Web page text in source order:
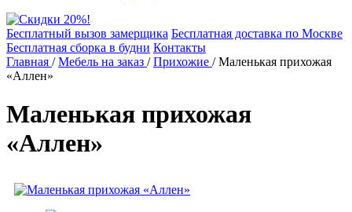
Бесплатный вызов замерщика Бесплатная доставка по Москве
Бесплатная сборка в будни Контакты
Главная /Мебель на заказ /Прихожие /Маленькая прихожая
«Аллен»
Маленькая прихожая
«Аллен»